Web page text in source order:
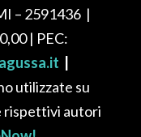
– 2591436|
| PEC:
utilizzate su
rispettivi autori